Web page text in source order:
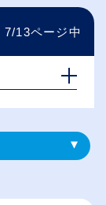
7/13ページ中